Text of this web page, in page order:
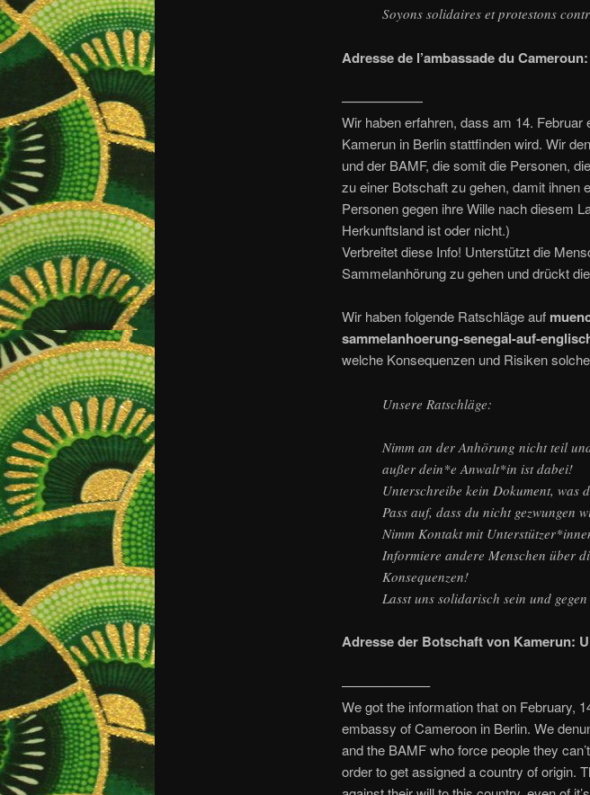
Soyons solidaires et protestons
Adresse de l’ambassade du
——————
Wir haben erfahren, dass am 14.
Kamerun in Berlin stattfinden wird. Wir
und der BAMF, die somit die Personen,
zu einer Botschaft zu gehen, damit ihnen
Personen gegen ihre Wille nach diesem
Herkunftsland ist oder nicht.)
Verbreitet diese Info! Unterstützt die
Sammelanhörung zu gehen und drückt
Wir haben folgende Ratschläge auf
sammelanhoerung-senegal-auf-
welche Konsequenzen und Risiken
Unsere Ratschläge:
Nimm an der Anhörung nicht teil
außer dein*e Anwalt*in ist dabei!
Unterschreibe kein Dokument, was
Pass auf, dass du nicht gezwungen
Nimm Kontakt mit
Informiere andere Menschen über
Konsequenzen!
Lasst uns solidarisch sein und
Adresse der Botschaft von Kamerun:
——————–
We got the information that on February,
embassy of Cameroon in Berlin. We
and the BAMF who force people they
order to get assigned a country of origin.